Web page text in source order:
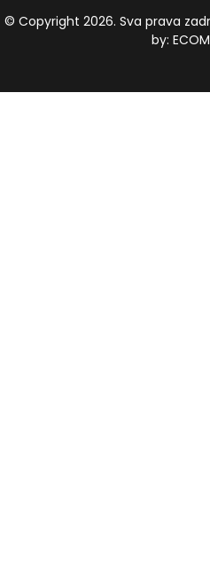
© Copyright 2026. Sva prava
by: